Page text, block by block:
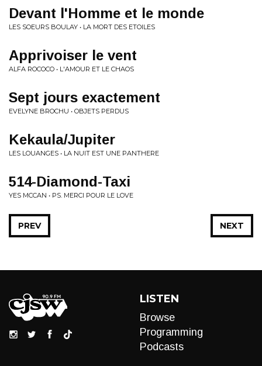
Devant l'Homme et le monde
LES SOEURS BOULAY • LA MORT DES ETOILES
Apprivoiser le vent
ALFA ROCOCO • L'AMOUR ET LE CHAOS
Sept jours exactement
EVELYNE BROCHU • OBJETS PERDUS
Kekaula/Jupiter
LES LOUANGES • LA NUIT EST UNE PANTHERE
514-Diamond-Taxi
YES MCCAN • PS. MERCI POUR LE LOVE
NEXT
PREV
LISTEN
Browse
Programming
Podcasts